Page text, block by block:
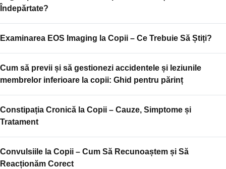
Îndepărtate?
Examinarea EOS Imaging la Copii – Ce Trebuie Să Știți?
Cum să previi și să gestionezi accidentele și leziunile
membrelor inferioare la copii: Ghid pentru părinț
Constipația Cronică la Copii – Cauze, Simptome și
Tratament
Convulsiile la Copii – Cum Să Recunoaștem și Să
Reacționăm Corect